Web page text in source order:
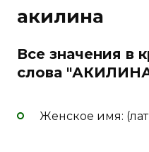
акилина
Все значения в
слова
Женское имя: